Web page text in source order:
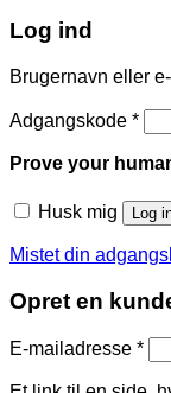
Log ind
Brugernavn eller
Adgangskode *
Prove your
Husk mig Log
Mistet din
Opret en
E-mailadresse *